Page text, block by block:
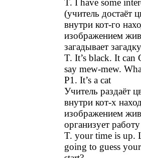
T. I have some
(учитель достаёт
внутри кот-го
изображением
загадывает
T. It’s black. It can
say mew-mew.
P1. It’s a cat
Учитель раздаёт
внутри кот-х
изображением
организует
T. your time is up.
going to guess